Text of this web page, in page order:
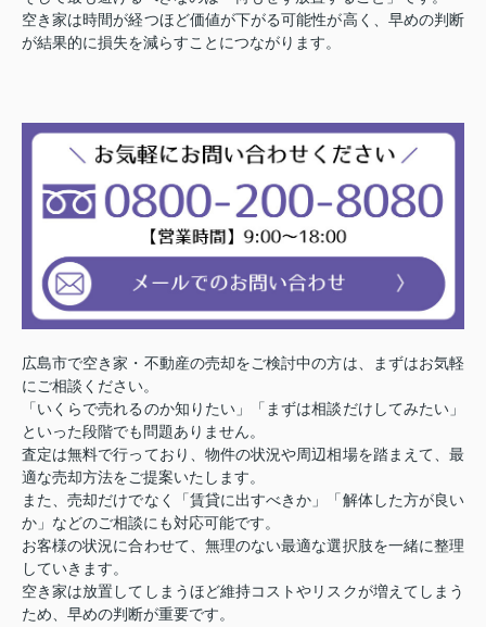
空き家は時間が経つほど価値が下がる可能性が高く、早めの判断
が結果的に損失を減らすことにつながります。
広島市で空き家・不動産の売却をご検討中の方は、まずはお気軽
にご相談ください。
「いくらで売れるのか知りたい」「まずは相談だけしてみたい」
といった段階でも問題ありません。
査定は無料で行っており、物件の状況や周辺相場を踏まえて、最
適な売却方法をご提案いたします。
また、売却だけでなく「賃貸に出すべきか」「解体した方が良い
か」などのご相談にも対応可能です。
お客様の状況に合わせて、無理のない最適な選択肢を一緒に整理
していきます。
空き家は放置してしまうほど維持コストやリスクが増えてしまう
ため、早めの判断が重要です。